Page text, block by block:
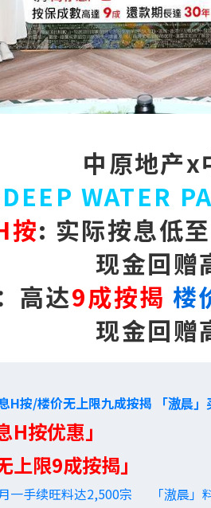
中原地产x
DEEP WATER
按: 实际按息低至
现金回赠
高达9成按揭 楼
现金回赠
H按/楼价无上限九成按揭 「滶晨
H按优惠」
上限9成按揭」
一手续旺料达2,500宗 「滶晨」